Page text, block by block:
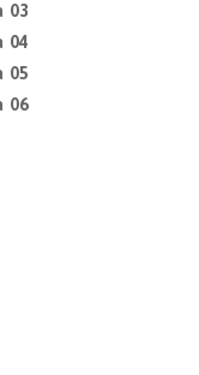
03
04
05
06